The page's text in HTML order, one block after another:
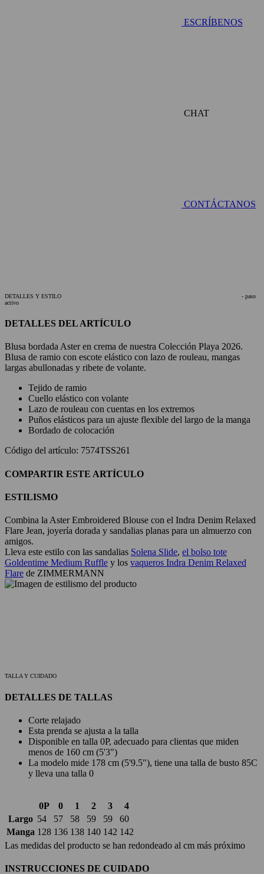
ESCRÍBENOS
CHAT
CONTÁCTANOS
DETALLES Y ESTILO
- paso
activo
DETALLES DEL ARTÍCULO
Blusa bordada Aster en crema de nuestra Colección Playa 2026.
Blusa de ramio con escote elástico con lazo de rouleau, mangas
largas abullonadas y ribete de volante.
Tejido de ramio
Cuello elástico con volante
Lazo de rouleau con cuentas en los extremos
Puños elásticos para un ajuste flexible del largo de la manga
Bordado de colocación
Código del artículo: 7574TSS261
COMPARTIR ESTE ARTÍCULO
ESTILISMO
Combina la Aster Embroidered Blouse con el Indra Denim Relaxed
Flare Jean, joyería dorada y sandalias planas para un almuerzo con
amigos.
Lleva este estilo con las sandalias Solena Slide, el bolso tote
Goldentime Medium Ruffle y los vaqueros Indra Denim Relaxed
Flare de ZIMMERMANN
TALLA Y CUIDADO
DETALLES DE TALLAS
Corte relajado
Esta prenda se ajusta a la talla
Disponible en talla 0P, adecuado para clientas que miden
menos de 160 cm (5'3")
La modelo mide 178 cm (5'9.5"), tiene una talla de busto 85C
y lleva una talla 0
0P 0 1 2 3
4
Largo 54 57 58 59 59
60
Manga 128 136 138 140 142 142
Las medidas del producto se han redondeado al cm más próximo
INSTRUCCIONES DE CUIDADO